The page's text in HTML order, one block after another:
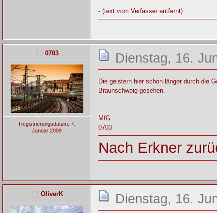
- (text vom Verfasser entfernt)
0703
Registrierungsdatum: 7.
Januar 2009
Dienstag, 16.
Die geistern hier schon länger durch die
Braunschweig gesehen.
MfG
0703
Nach Erkner
OliverK Dienstag, 16.